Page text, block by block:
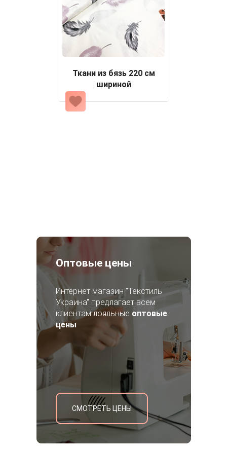
Ткани из бязь 220 см
шириной
Оптовые цены
Интернет магазин "Текстиль
Украина" предлагает всем
клиентам лояльные оптовые
цены
СМОТРЕТЬ ЦЕНЫ